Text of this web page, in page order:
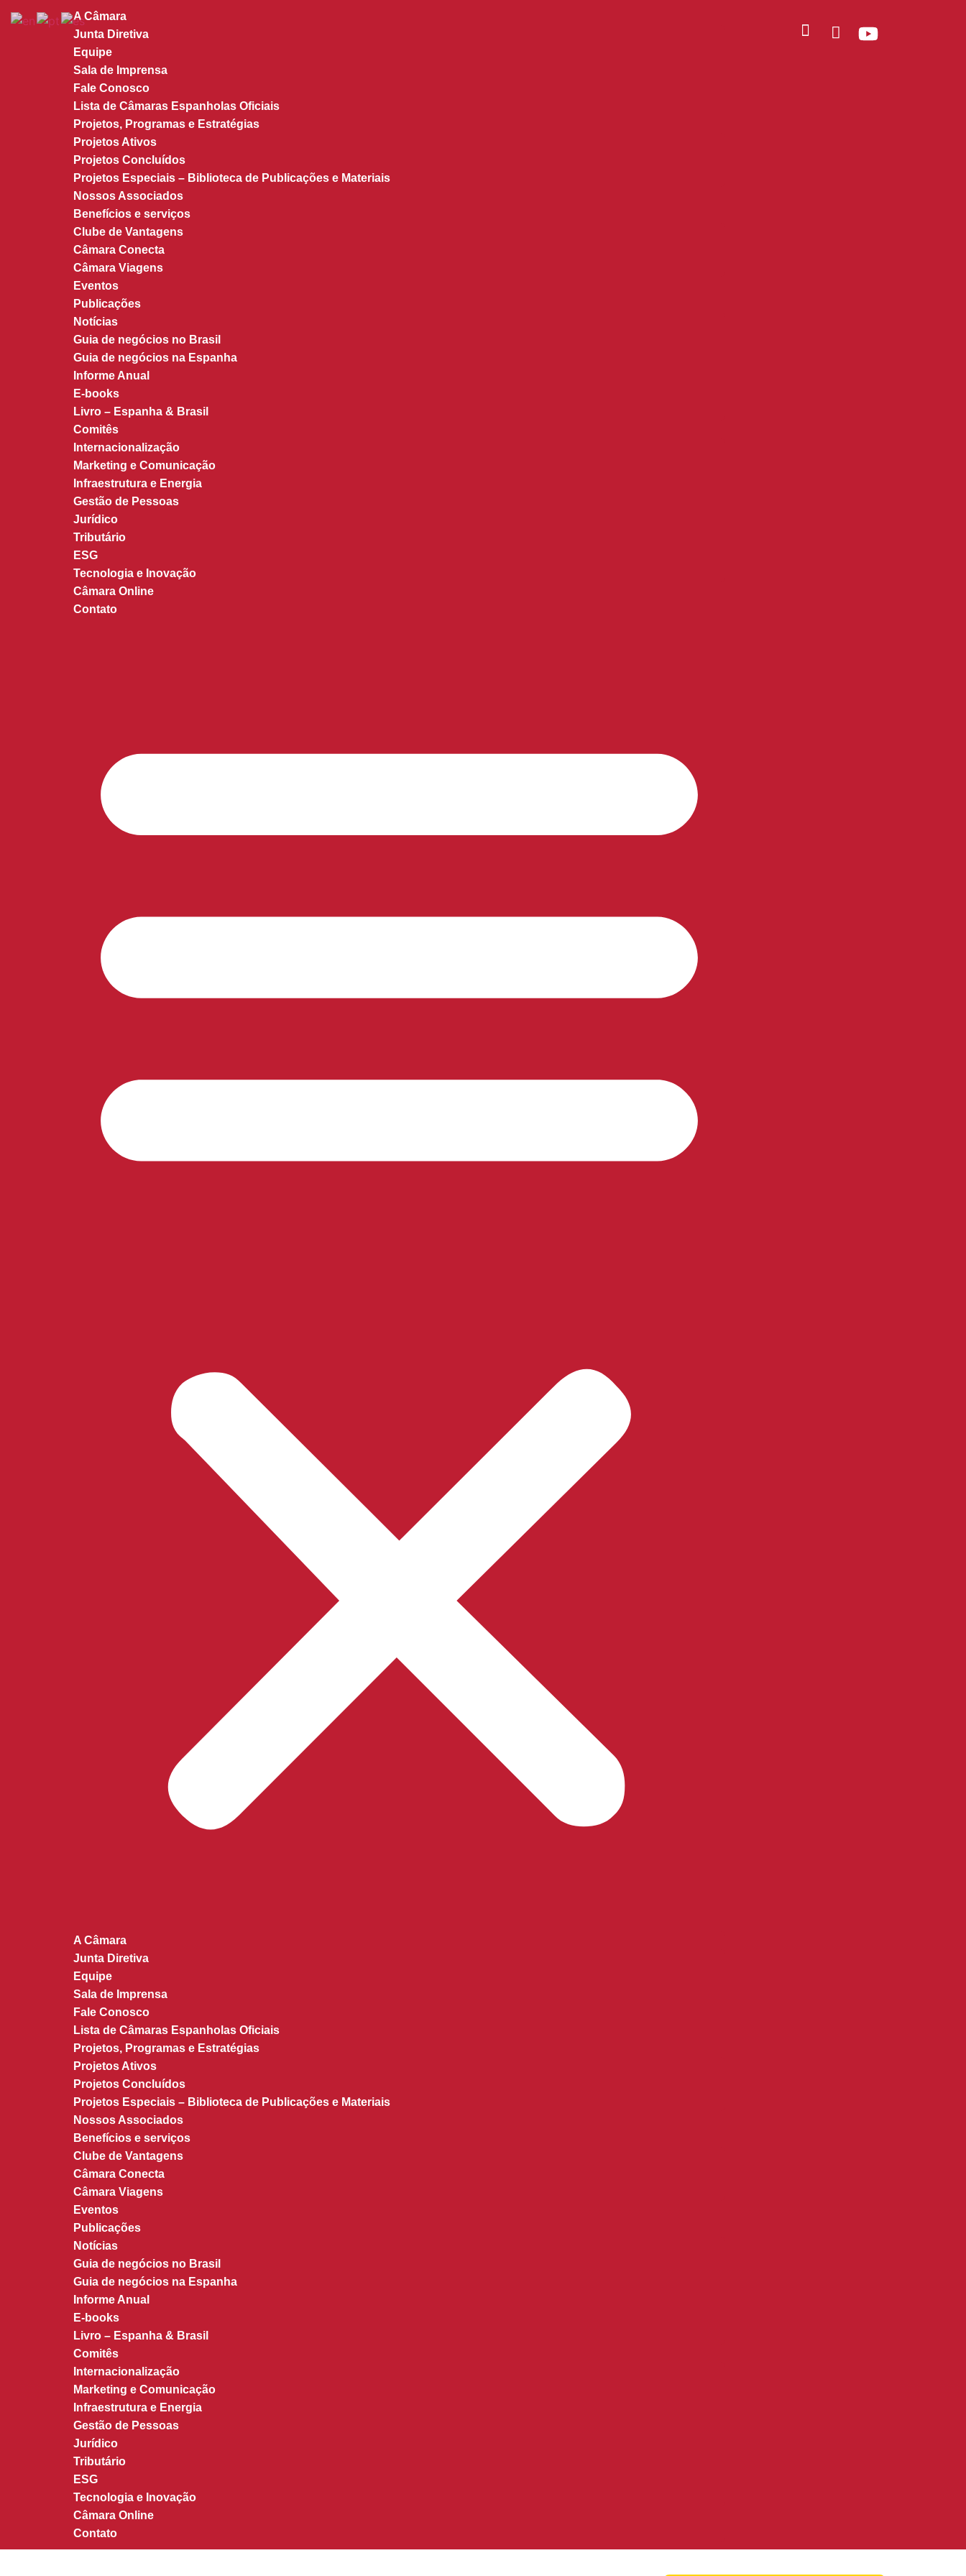
A Câmara
Junta Diretiva
Equipe
Sala de Imprensa
Fale Conosco
Lista de Câmaras Espanholas Oficiais
Projetos, Programas e Estratégias
Projetos Ativos
Projetos Concluídos
Projetos Especiais – Biblioteca de Publicações e Materiais
Nossos Associados
Benefícios e serviços
Clube de Vantagens
Câmara Conecta
Câmara Viagens
Eventos
Publicações
Notícias
Guia de negócios no Brasil
Guia de negócios na Espanha
Informe Anual
E-books
Livro – Espanha & Brasil
Comitês
Internacionalização
Marketing e Comunicação
Infraestrutura e Energia
Gestão de Pessoas
Jurídico
Tributário
ESG
Tecnologia e Inovação
Câmara Online
Contato
A Câmara
Junta Diretiva
Equipe
Sala de Imprensa
Fale Conosco
Lista de Câmaras Espanholas Oficiais
Projetos, Programas e Estratégias
Projetos Ativos
Projetos Concluídos
Projetos Especiais – Biblioteca de Publicações e Materiais
Nossos Associados
Benefícios e serviços
Clube de Vantagens
Câmara Conecta
Câmara Viagens
Eventos
Publicações
Notícias
Guia de negócios no Brasil
Guia de negócios na Espanha
Informe Anual
E-books
Livro – Espanha & Brasil
Comitês
Internacionalização
Marketing e Comunicação
Infraestrutura e Energia
Gestão de Pessoas
Jurídico
Tributário
ESG
Tecnologia e Inovação
Câmara Online
Contato